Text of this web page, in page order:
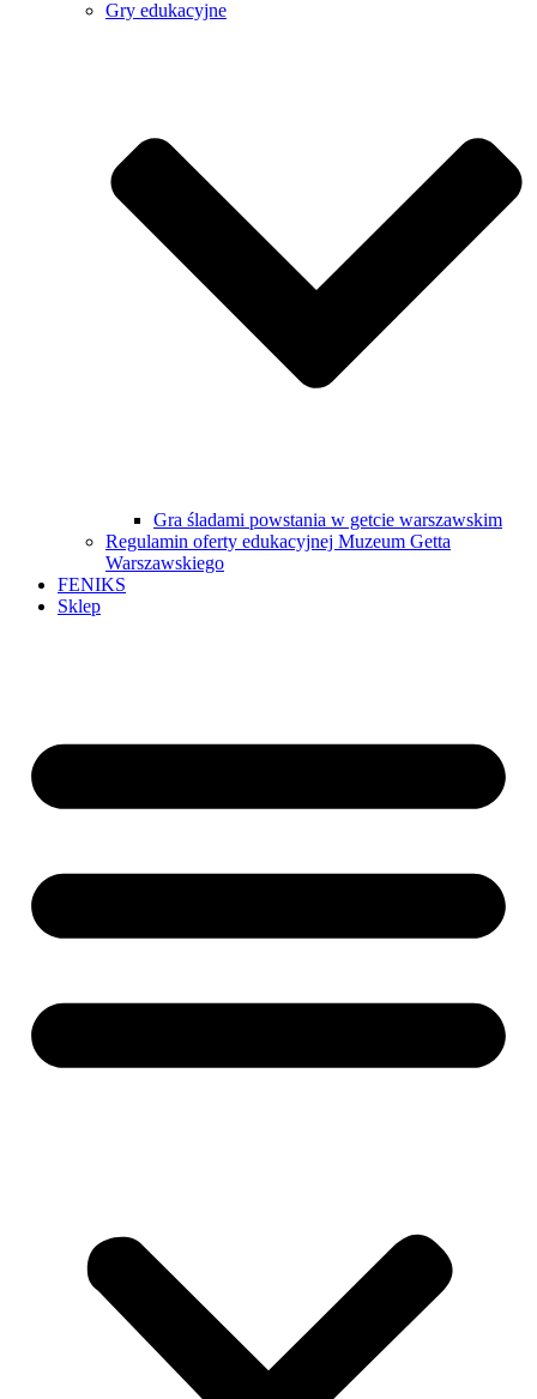
Gry edukacyjne
Gra śladami powstania w getcie warszawskim
Regulamin oferty edukacyjnej Muzeum Getta
Warszawskiego
FENIKS
Sklep